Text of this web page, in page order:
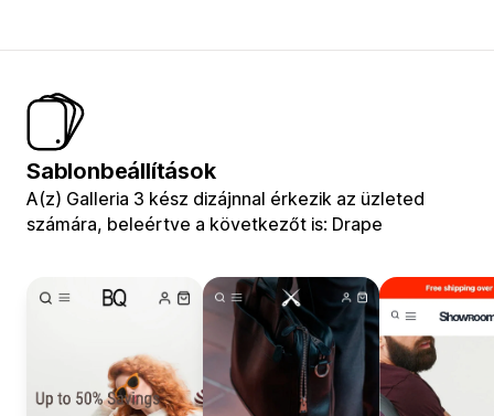
Sablonbeállítások
A(z) Galleria 3 kész dizájnnal érkezik az üzleted
számára, beleértve a következőt is: Drape